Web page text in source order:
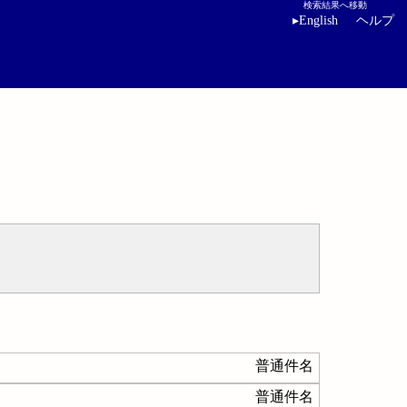
検索結果へ移動
▸English ヘルプ
普通件名
普通件名